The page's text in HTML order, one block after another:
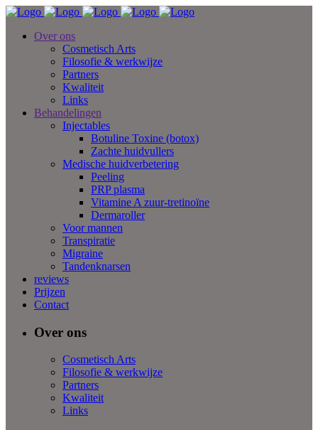
Over ons
Cosmetisch Arts
Filosofie & werkwijze
Partners
Kwaliteit
Links
Behandelingen
Injectables
Botuline Toxine (botox)
Zachte huidvullers
Medische huidverbetering
Peeling
PRP plasma
Vitamine A zuur-tretinoïne
Dermaroller
Voor mannen
Transpiratie
Migraine
Tandenknarsen
reviews
Prijzen
Contact
Over ons
Cosmetisch Arts
Filosofie & werkwijze
Partners
Kwaliteit
Links